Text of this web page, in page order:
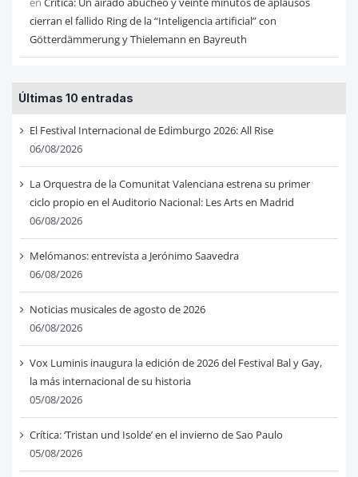
cierran el fallido Ring de la “Inteligencia artificial” con
Götterdämmerung y Thielemann en Bayreuth
Últimas 10 entradas
El Festival Internacional de Edimburgo 2026: All Rise
06/08/2026
La Orquestra de la Comunitat Valenciana estrena su primer
ciclo propio en el Auditorio Nacional: Les Arts en Madrid
06/08/2026
Melómanos: entrevista a Jerónimo Saavedra
06/08/2026
Noticias musicales de agosto de 2026
06/08/2026
Vox Luminis inaugura la edición de 2026 del Festival Bal y Gay,
la más internacional de su historia
05/08/2026
Crítica: ‘Tristan und Isolde’ en el invierno de Sao Paulo
05/08/2026